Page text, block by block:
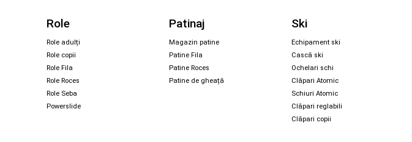
Role
Role adulți
Role copii
Role Fila
Role Roces
Role Seba
Powerslide
Patinaj
Magazin patine
Patine Fila
Patine Roces
Patine de gheață
Ski
Echipament ski
Cască ski
Ochelari schi
Clăpari Atomic
Schiuri Atomic
Clăpari reglabili
Clăpari copii